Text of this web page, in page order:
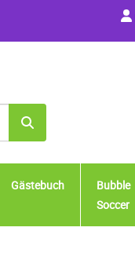
Gästebuch
Bubble
Soccer